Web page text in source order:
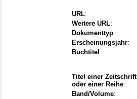
URL:
Weitere URL:
Dokumenttyp:
Erscheinungsjahr:
Buchtitel :
Titel einer Zeitschrift
oder einer Reihe:
Band/Volume: